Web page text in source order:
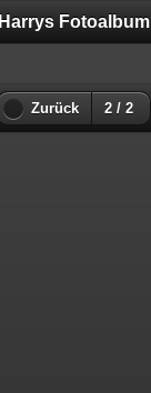
Harrys Fotoalbum
Zurück 2 / 2